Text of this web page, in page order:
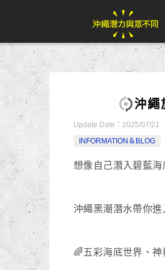
沖繩
Update Date： 2025/07/21
INFORMATION＆BLOG
想像自己潛入碧藍
沖繩黑潮潛水帶你
🌈五彩海底世界、